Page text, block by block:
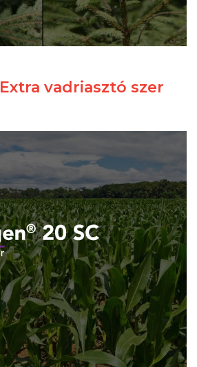
Extra vadriasztó szer